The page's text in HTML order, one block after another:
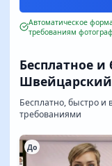
Бесплатное
Швейцарский
Бесплатно, быстро и
требованиями
До
Автоматическое
требованиям